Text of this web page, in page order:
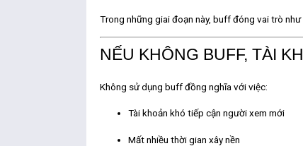
Trong những giai đoạn này, buff đóng vai trò như
NẾU KHÔNG BUFF, TÀI
Không sử dụng buff đồng nghĩa với việc:
Tài khoản khó tiếp cận người xem mới
Mất nhiều thời gian xây nền